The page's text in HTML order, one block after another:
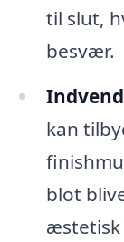
til slut,
besvær.
kan
blot
æstetisk